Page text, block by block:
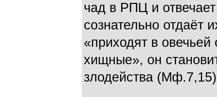
чад в РПЦ и
сознательно отдаёт
«приходят в
хищные», он
злодейства